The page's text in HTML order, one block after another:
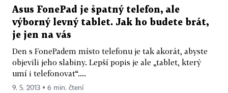
Asus FonePad je špatný telefon, ale
výborný levný tablet. Jak ho budete brát,
je jen na vás
Den s FonePadem místo telefonu je tak akorát, abyste
objevili jeho slabiny. Lepší popis je ale „tablet, který
umí i telefonovat“....
9. 5. 2013 ▪ 6 min. čtení